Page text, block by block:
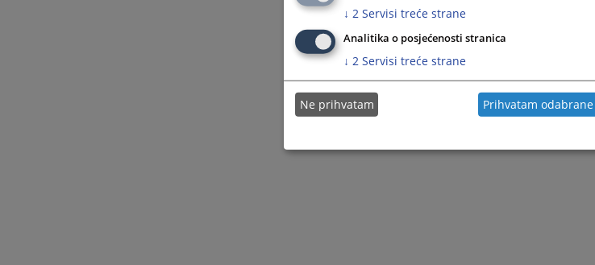
↓ 2 Servisi treće strane
Analitika o posjećenosti stranica
↓ 2 Servisi treće strane
Ne prihvatam Prihvatam odabrane